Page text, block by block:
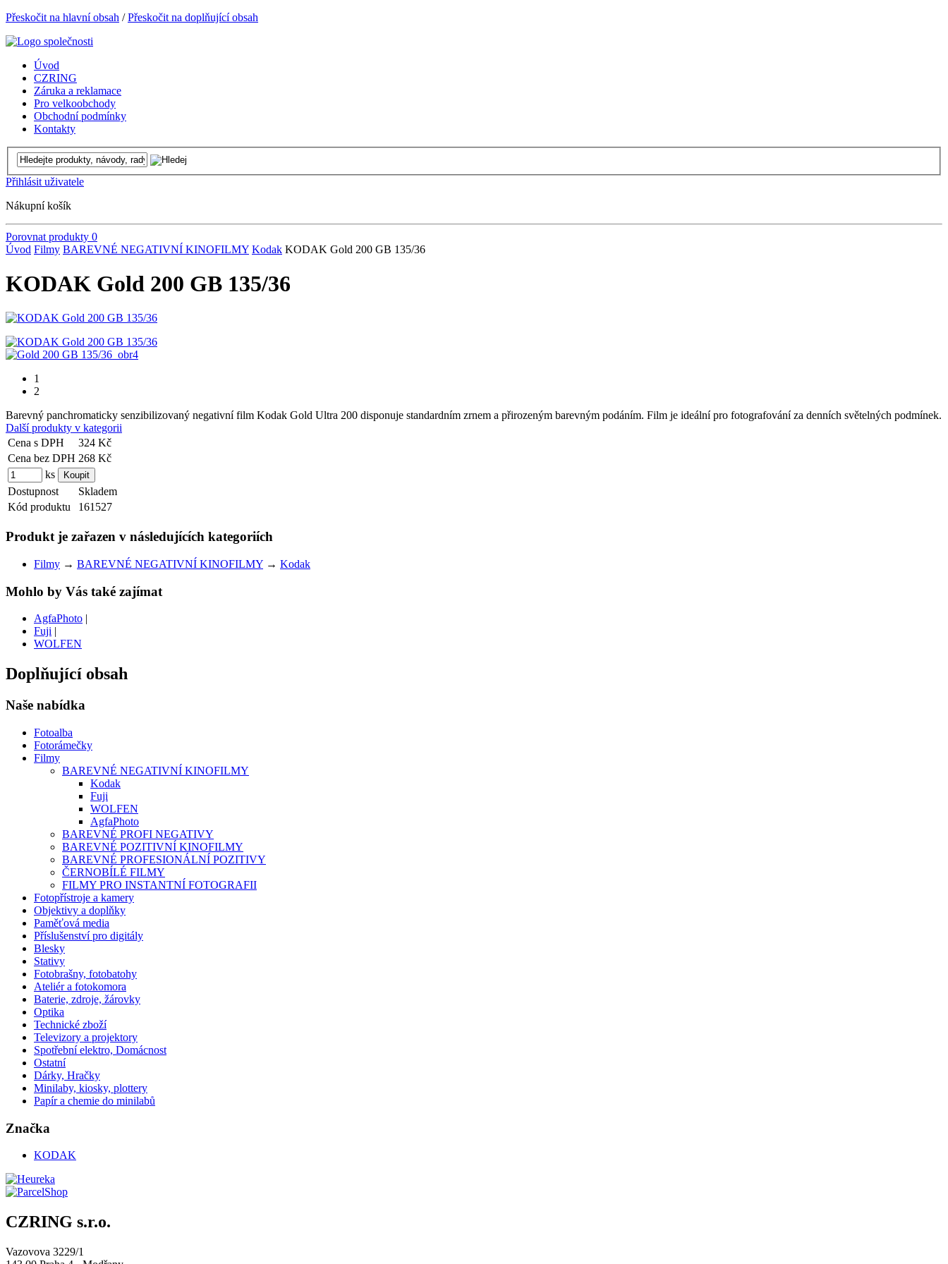
Přeskočit na hlavní obsah /Přeskočit na doplňující obsah
Úvod
CZRING
Záruka a reklamace
Pro velkoobchody
Obchodní podmínky
Kontakty
Přihlásit uživatele
Nákupní košík
Porovnat produkty 0
Úvod Filmy BAREVNÉ NEGATIVNÍ KINOFILMY Kodak KODAK Gold 200 GB 135/36
KODAK Gold 200 GB 135/36
1
2
Barevný panchromaticky senzibilizovaný negativní film Kodak Gold Ultra 200 disponuje standardním zrnem a přirozeným barevným podáním. Film je ideální pro fotografování za denních světelných podmínek.
Další produkty v kategorii
Cena s DPH
324 Kč
Cena bez DPH 268 Kč
ks
Dostupnost
Skladem
Kód produktu
161527
Produkt je zařazen v následujících kategoriích
Filmy → BAREVNÉ NEGATIVNÍ KINOFILMY → Kodak
Mohlo by Vás také zajímat
AgfaPhoto |
Fuji |
WOLFEN
Doplňující obsah
Naše nabídka
Fotoalba
Fotorámečky
Filmy
BAREVNÉ NEGATIVNÍ KINOFILMY
Kodak
Fuji
WOLFEN
AgfaPhoto
BAREVNÉ PROFI NEGATIVY
BAREVNÉ POZITIVNÍ KINOFILMY
BAREVNÉ PROFESIONÁLNÍ POZITIVY
ČERNOBÍLÉ FILMY
FILMY PRO INSTANTNÍ FOTOGRAFII
Fotopřístroje a kamery
Objektivy a doplňky
Paměťová media
Příslušenství pro digitály
Blesky
Stativy
Fotobrašny, fotobatohy
Ateliér a fotokomora
Baterie, zdroje, žárovky
Optika
Technické zboží
Televizory a projektory
Spotřební elektro, Domácnost
Ostatní
Dárky, Hračky
Minilaby, kiosky, plottery
Papír a chemie do minilabů
Značka
KODAK
CZRING s.r.o.
Vazovova 3229/1